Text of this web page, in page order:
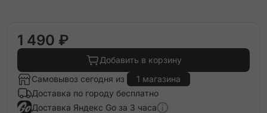
1 490 ₽
Добавить в корзину
Самовывоз сегодня из
1 магазина
Доставка по городу бесплатно
Доставка Яндекс Go за 3 часа